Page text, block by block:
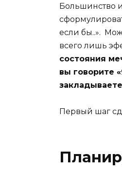
Большинство
если бы..».
всего лишь
состояния
вы говорите
Первый шаг